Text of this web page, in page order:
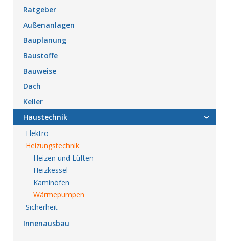
Ratgeber
Außenanlagen
Bauplanung
Baustoffe
Bauweise
Dach
Keller
Haustechnik
Elektro
Heizungstechnik
Heizen und Lüften
Heizkessel
Kaminöfen
Wärmepumpen
Sicherheit
Innenausbau